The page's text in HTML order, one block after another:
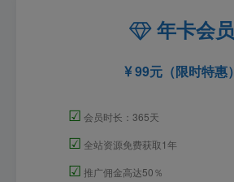
年卡会员
99元（限时特惠）
☑ 会员时长：365天
☑ 全站资源免费获取1年
☑ 推广佣金高达50％